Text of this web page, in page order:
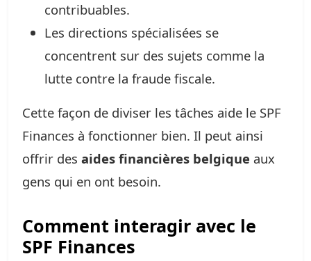
contribuables.
Les directions spécialisées se
concentrent sur des sujets comme la
lutte contre la fraude fiscale.
Cette façon de diviser les tâches aide le SPF
Finances à fonctionner bien. Il peut ainsi
offrir des aides financières belgique aux
gens qui en ont besoin.
Comment interagir avec le
SPF Finances